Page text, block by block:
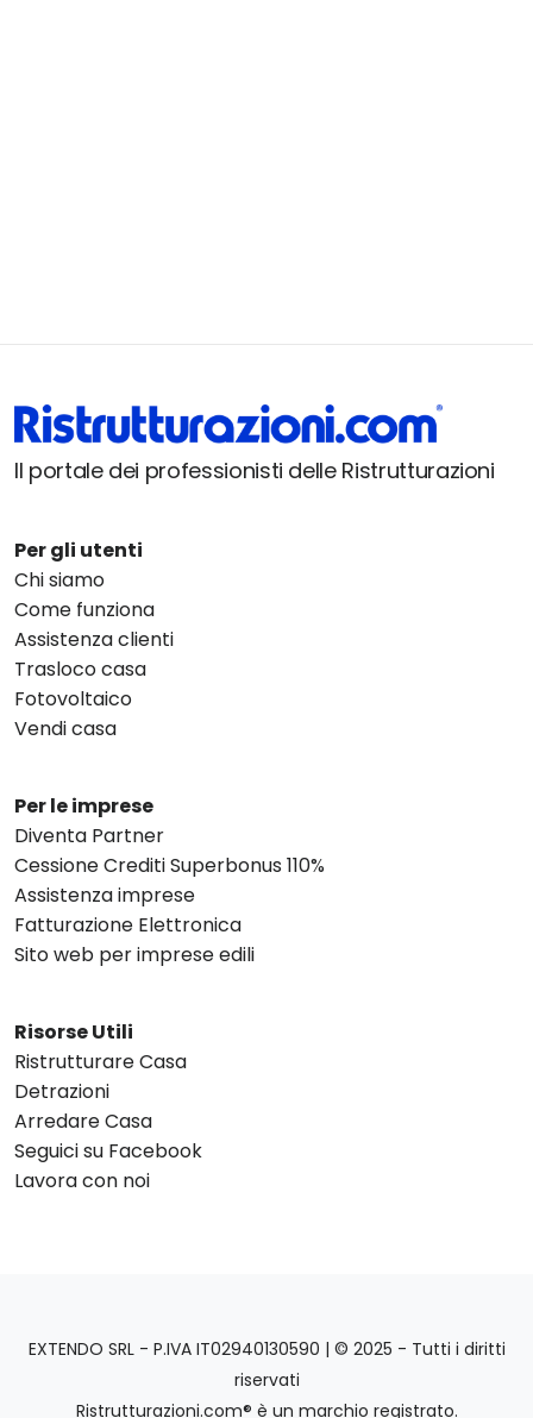
Il portale dei professionisti delle Ristrutturazioni
Per gli utenti
Chi siamo
Come funziona
Assistenza clienti
Trasloco casa
Fotovoltaico
Vendi casa
Per le imprese
Diventa Partner
Cessione Crediti Superbonus 110%
Assistenza imprese
Fatturazione Elettronica
Sito web per imprese edili
Risorse Utili
Ristrutturare Casa
Detrazioni
Arredare Casa
Seguici su Facebook
Lavora con noi
EXTENDO SRL - P.IVA IT02940130590 | © 2025 - Tutti i diritti
riservati
Ristrutturazioni.com® è un marchio registrato.